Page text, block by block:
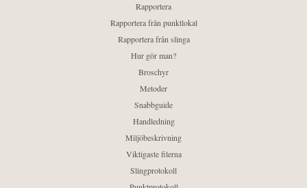
Rapportera
Rapportera från punktlokal
Rapportera från slinga
Hur gör man?
Broschyr
Metoder
Snabbguide
Handledning
Miljöbeskrivning
Viktigaste filerna
Slingprotokoll